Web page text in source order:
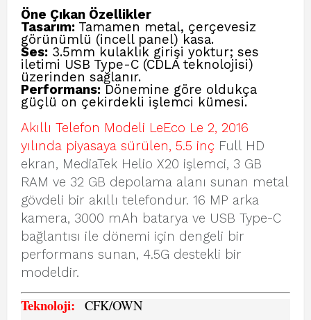
Öne Çıkan Özellikler
Tasarım: Tamamen metal, çerçevesiz
görünümlü (incell panel) kasa.
Ses: 3.5mm kulaklık girişi yoktur; ses
iletimi USB Type-C (CDLA teknolojisi)
üzerinden sağlanır.
Performans: Dönemine göre oldukça
güçlü on çekirdekli işlemci kümesi.
Akıllı Telefon Modeli LeEco Le 2, 2016
yılında piyasaya sürülen, 5.5 inç Full HD
ekran, MediaTek Helio X20 işlemci, 3 GB
RAM ve 32 GB depolama alanı sunan metal
gövdeli bir akıllı telefondur. 16 MP arka
kamera, 3000 mAh batarya ve USB Type-C
bağlantısı ile dönemi için dengeli bir
performans sunan, 4.5G destekli bir
modeldir.
Teknoloji: CFK/OWN